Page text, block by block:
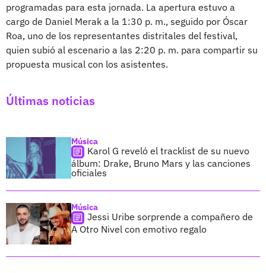
programadas para esta jornada. La apertura estuvo a
cargo de Daniel Merak a la 1:30 p. m., seguido por Óscar
Roa, uno de los representantes distritales del festival,
quien subió al escenario a las 2:20 p. m. para compartir su
propuesta musical con los asistentes.
Últimas noticias
Música
Karol G reveló el tracklist de su nuevo
álbum: Drake, Bruno Mars y las canciones
oficiales
Música
Jessi Uribe sorprende a compañero de
A Otro Nivel con emotivo regalo